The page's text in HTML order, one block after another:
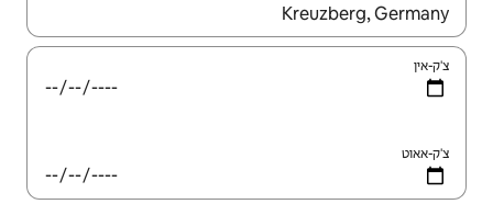
לנווט עם מקשי החיצים למעלה ולמטה או לעיין בעזרת תנועות מגע או החלקה.